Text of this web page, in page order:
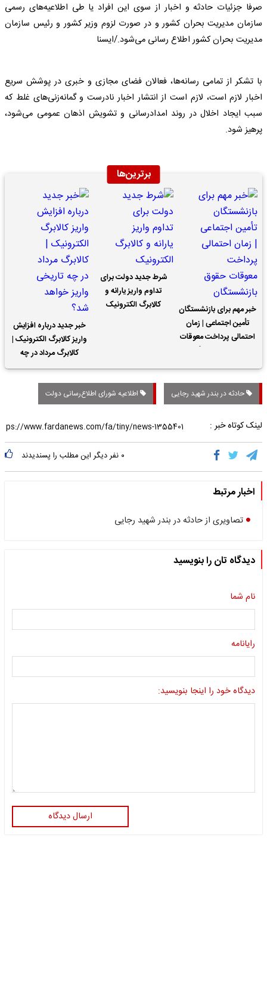
صرفا جزئیات حادثه و اخبار از سوی این افراد یا طی اطلاعیه‌های رسمی
سازمان مدیریت بحران کشور و در صورت لزوم وزیر کشور و رئیس سازمان
مدیریت بحران کشور اطلاع رسانی می‌شود./ایسنا
با تشکر از تمامی رسانه‌ها، فعالان فضای مجازی و خبری در پوشش سریع
اخبار لازم است، لازم است از انتشار اخبار نادرست و گمانه‌زنی‌های غلط که
سبب ایجاد اخلال در روند امدادرسانی و تشویش اذهان عمومی می‌شود،
پرهیز شود.
برترین‌ها
خبر مهم برای بازنشستگان
تأمین اجتماعی | زمان
احتمالی پرداخت معوقات
شرط جدید دولت برای
تداوم واریز یارانه و
کالابرگ الکترونیک
خبر جدید درباره افزایش
واریز کالابرگ الکترونیک |
کالابرگ مرداد در چه
تاریخی واریز خواهد شد؟
حادثه در بندر شهید رجایی اطلاعیه شورای اطلاع‌رسانی دولت
لینک کوتاه خبر :
۰ نفر دیگر این مطلب را پسندیدند
اخبار مرتبط
تصاویری از حادثه در بندر شهید رجایی
دیدگاه تان را بنویسید
نام شما
رایانامه
دیدگاه خود را اینجا بنویسید:
ارسال دیدگاه